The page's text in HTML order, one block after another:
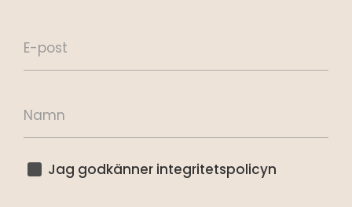
Jag godkänner integritetspolicyn